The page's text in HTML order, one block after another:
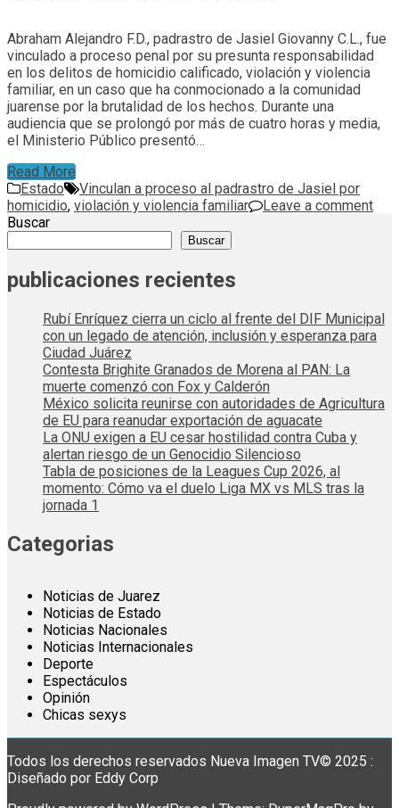
Abraham Alejandro F.D., padrastro de Jasiel Giovanny C.L., fue
vinculado a proceso penal por su presunta responsabilidad
en los delitos de homicidio calificado, violación y violencia
familiar, en un caso que ha conmocionado a la comunidad
juarense por la brutalidad de los hechos. Durante una
audiencia que se prolongó por más de cuatro horas y media,
el Ministerio Público presentó…
Read More
Estado
Vinculan a proceso al padrastro de Jasiel por
homicidio, violación y violencia familiar
Leave a comment
Buscar
Buscar
publicaciones recientes
Rubí Enríquez cierra un ciclo al frente del DIF Municipal
con un legado de atención, inclusión y esperanza para
Ciudad Juárez
Contesta Brighite Granados de Morena al PAN: La
muerte comenzó con Fox y Calderón
México solicita reunirse con autoridades de Agricultura
de EU para reanudar exportación de aguacate
La ONU exigen a EU cesar hostilidad contra Cuba y
alertan riesgo de un Genocidio Silencioso
Tabla de posiciones de la Leagues Cup 2026, al
momento: Cómo va el duelo Liga MX vs MLS tras la
jornada 1
Categorias
Noticias de Juarez
Noticias de Estado
Noticias Nacionales
Noticias Internacionales
Deporte
Espectáculos
Opinión
Chicas sexys
Todos los derechos reservados Nueva Imagen TV© 2025 :
Diseñado por Eddy Corp